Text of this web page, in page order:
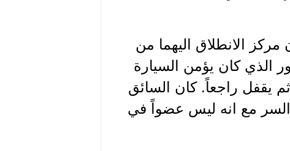
وبقي العميد اياس في المركز(1). كان مركز الانطلاق اليهما من
الذي كان يؤمن السيارة
ثم يقفل راجعاً. كان السائق
السر مع انه ليس عضواً في